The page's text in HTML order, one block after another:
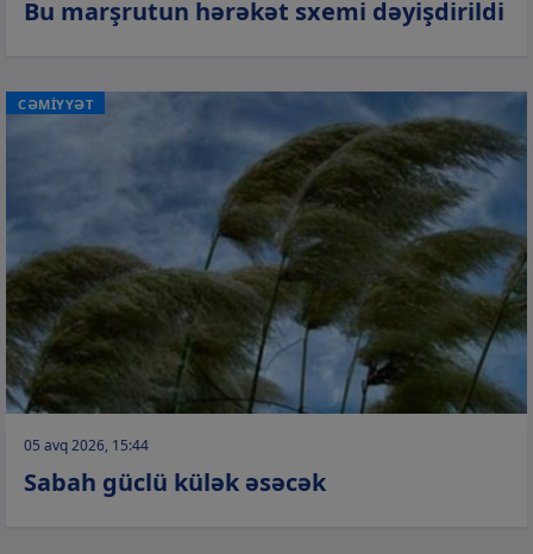
Bu marşrutun hərəkət sxemi dəyişdirildi
CƏMİYYƏT
05 avq 2026, 15:44
Sabah güclü külək əsəcək